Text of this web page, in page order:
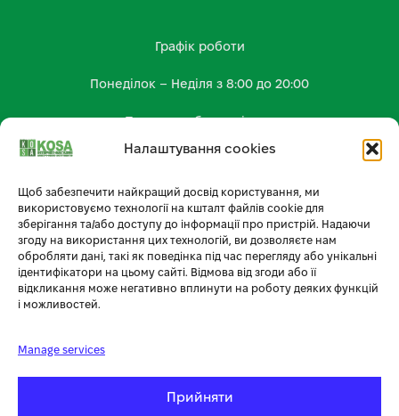
Налаштування cookies
Щоб забезпечити найкращий досвід користування, ми
використовуємо технології на кшталт файлів cookie для
зберігання та/або доступу до інформації про пристрій. Надаючи
згоду на використання цих технологій, ви дозволяєте нам
обробляти дані, такі як поведінка під час перегляду або унікальні
ідентифікатори на цьому сайті. Відмова від згоди або її
відкликання може негативно вплинути на роботу деяких функцій
і можливостей.
Manage services
Прийняти
Графік роботи
Понеділок – Неділя з 8:00 до 20:00
Працюємо без вихідних
КОНТАКТИ
+38 (096) 185-94-30
+380 (96) 796 14 54
🏪 МАГАЗИН KOSA У ТЕРНОПОЛІ
🕘 Пн–Нд: 08:00–20:00 📞